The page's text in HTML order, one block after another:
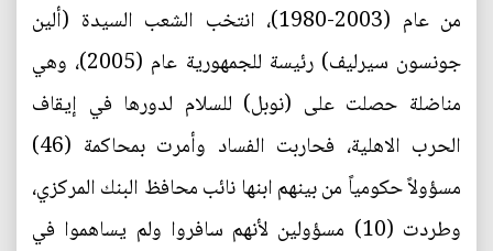
من عام (2003-1980)، انتخب الشعب السيدة (ألين
جونسون سيرليف) رئيسة للجمهورية عام (2005)، وهي
مناضلة حصلت على (نوبل) للسلام لدورها في إيقاف
الحرب الاهلية، فحاربت الفساد وأمرت بمحاكمة (46)
مسؤولاً حكومياً من بينهم ابنها نائب محافظ البنك المركزي،
وطردت (10) مسؤولين لأنهم سافروا ولم يساهموا في